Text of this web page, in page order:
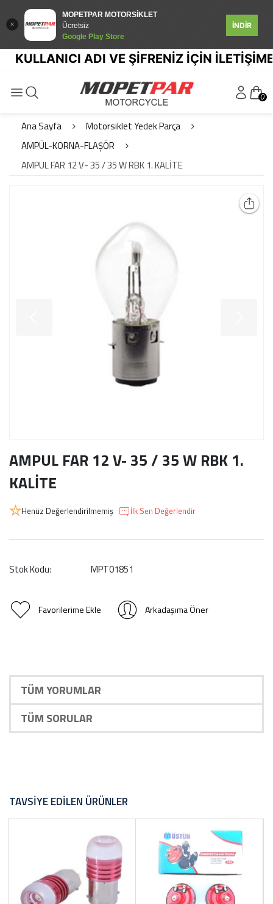
MOPETPAR MOTORSİKLET
Ücretsiz
Google Play Store
İNDİR
KULLANICI ADI VE ŞİFRENİZ İÇİN İLETİŞİME
0
Ana Sayfa
Motorsiklet Yedek Parça
AMPÜL-KORNA-FLAŞÖR
AMPUL FAR 12 V- 35 / 35 W RBK 1. KALİTE
AMPUL FAR 12 V- 35 / 35 W RBK 1.
KALİTE
Henüz Değerlendirilmemiş İlk Sen Değerlendir
Stok Kodu: MPT01851
Favorilerime Ekle Arkadaşıma Öner
TÜM YORUMLAR
TÜM SORULAR
TAVSIYE EDILEN ÜRÜNLER